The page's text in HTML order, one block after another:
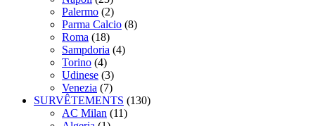
Palermo (2)
Parma Calcio (8)
Roma (18)
Sampdoria (4)
Torino (4)
Udinese (3)
Venezia (7)
SURVÊTEMENTS (130)
AC Milan (11)